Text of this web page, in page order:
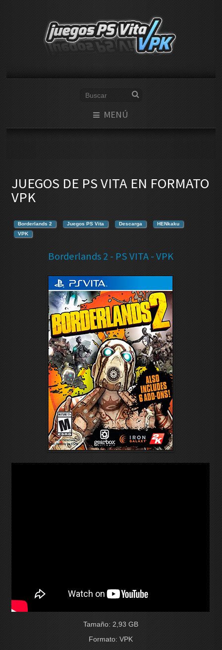
MENÚ
JUEGOS DE PS VITA EN FORMATO
VPK
Borderlands 2 Juegos PS Vita Descarga
HENkaku
VPK
Borderlands 2 - PS VITA - VPK
Tamaño: 2,93 GB
Formato: VPK